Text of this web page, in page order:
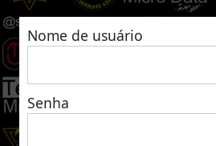
Nome de usuário
Senha